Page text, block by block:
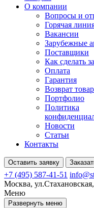
О компании
Вопросы и
Горячая
Вакансии
Зарубежные
Поставщики
Как сделать
Оплата
Гарантия
Возврат
Портфолио
Политика
Новости
Статьи
Контакты
Оставить заявку
+7 (495) 587-41-51
Москва,
Меню
Развернуть меню